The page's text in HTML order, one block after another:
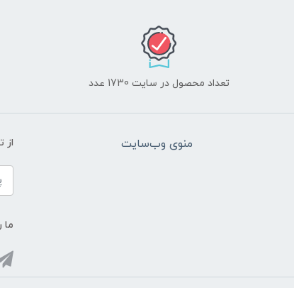
تعداد محصول در سایت 1730 عدد
منوی وب‌سایت از
ما